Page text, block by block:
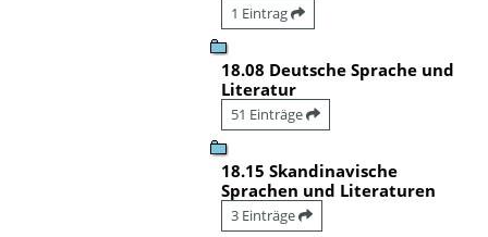
1 Eintrag
18.08 Deutsche Sprache und
Literatur
51 Einträge
18.15 Skandinavische
Sprachen und Literaturen
3 Einträge